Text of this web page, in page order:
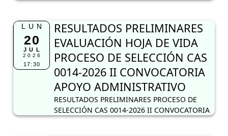
LUN
20
JUL
2026
17:30
RESULTADOS PRELIMINARES
EVALUACIÓN HOJA DE VIDA
PROCESO DE SELECCIÓN CAS
0014-2026 II CONVOCATORIA
APOYO ADMINISTRATIVO
RESULTADOS PRELIMINARES PROCESO DE
SELECCIÓN CAS 0014-2026 II CONVOCATORIA